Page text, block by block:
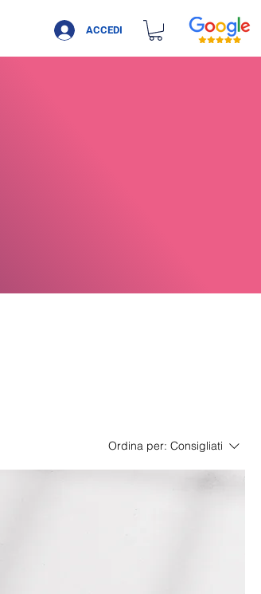
ACCEDI
Ordina per: Consigliati